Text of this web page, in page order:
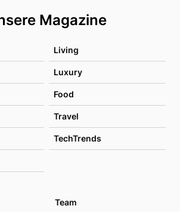
Magazine
Living
Luxury
Food
Travel
TechTrends
Team